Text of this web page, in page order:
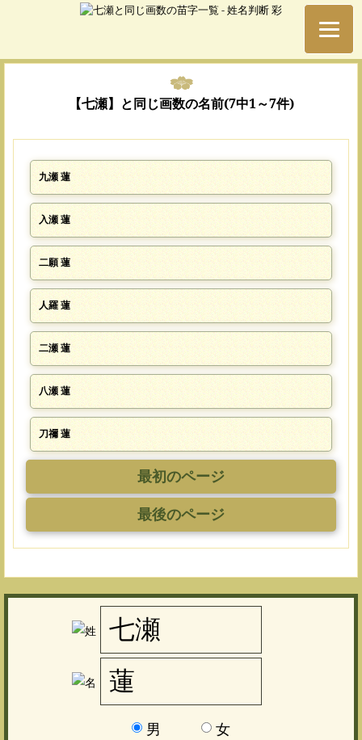
【七瀬】と同じ画数の名前(7中1～7件)
九瀬 蓮
入瀬 蓮
二願 蓮
人羅 蓮
二瀬 蓮
八瀬 蓮
刀禰 蓮
最初のページ
最後のページ
男 女